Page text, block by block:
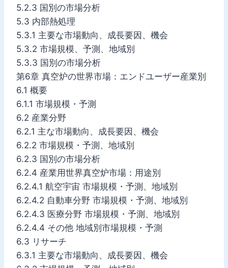
5.2.3 国別の市場分析
5.3 内部熱処理
5.3.1 主要な市場動向、成長要因、機会
5.3.2 市場規模、予測、地域別
5.3.3 国別の市場分析
第6章 真空炉の世界市場：エンドユーザー産業別
6.1 概要
6.1.1 市場規模・予測
6.2 産業分野
6.2.1 主な市場動向、成長要因、機会
6.2.2 市場規模・予測、地域別
6.2.3 国別の市場分析
6.2.4 産業用世界真空炉市場：用途別
6.2.4.1 航空宇宙 市場規模・予測、地域別
6.2.4.2 自動車分野 市場規模・予測、地域別
6.2.4.3 医療分野 市場規模・予測、地域別
6.2.4.4 その他 地域別市場規模・予測
6.3 リサーチ
6.3.1 主要な市場動向、成長要因、機会